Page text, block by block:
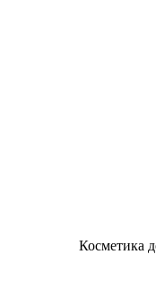
Косметика